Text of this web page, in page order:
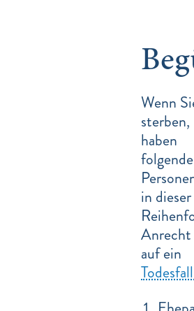
Wenn
sterben,
haben
folgende
in dieser
Anrecht
auf ein